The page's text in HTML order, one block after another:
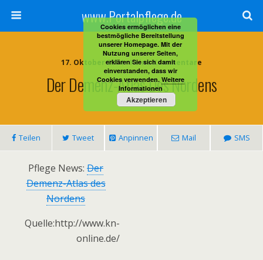
www.Portalpflege.de
17. Oktober 2014 • Keine Kommentare
Der Demenz-Atlas Des Nordens
Teilen Tweet Anpinnen Mail SMS
Pflege News: Der
Demenz-Atlas des
Nordens
Quelle:http://www.kn-
online.de/
Cookies ermöglichen eine
bestmögliche Bereitstellung
unserer Homepage. Mit der
Nutzung unserer Seiten,
erklären Sie sich damit
einverstanden, dass wir
Cookies verwenden. Weitere
Informationen
Akzeptieren